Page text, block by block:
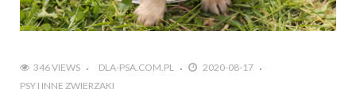
346 VIEWS DLA-PSA.COM.PL
2020-08-17
PSY I INNE ZWIERZAKI